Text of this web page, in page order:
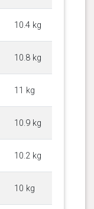
10.4 kg
10.8 kg
11 kg
10.9 kg
10.2 kg
10 kg